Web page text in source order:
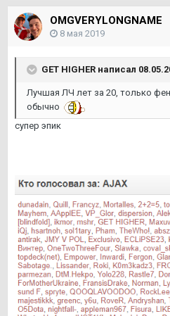
OMGVERYLONGNAME
8 мая 2019
GET HIGHER написал
Лучшая ЛЧ лет за 20, только
обычно
супер эпик